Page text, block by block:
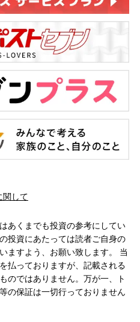
関して
あくまでも投資の参考にしてい
投資にあたっては読者ご自身の
ますよう、お願い致します。 当
払っておりますが、記載される
のではありません。万が一、ト
の保証は一切行っておりません